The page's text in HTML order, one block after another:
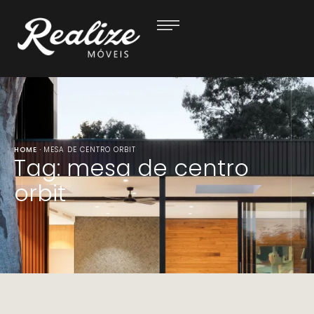
HOME · MESA DE CENTRO ORBIT
Tag:mesa de centro
orbit